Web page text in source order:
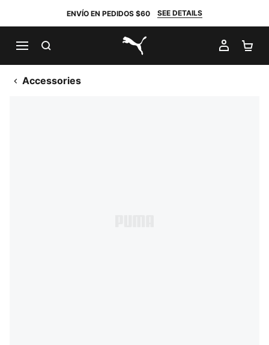
ENVÍO EN PEDIDOS $60 SEE DETAILS
PUMA.com
MI
Accessories